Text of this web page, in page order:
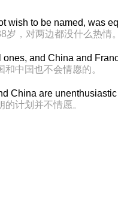
wish to be named, was
，对两边都没什么热情。
and China and
中国也不会情愿的。
China are
计划并不情愿。